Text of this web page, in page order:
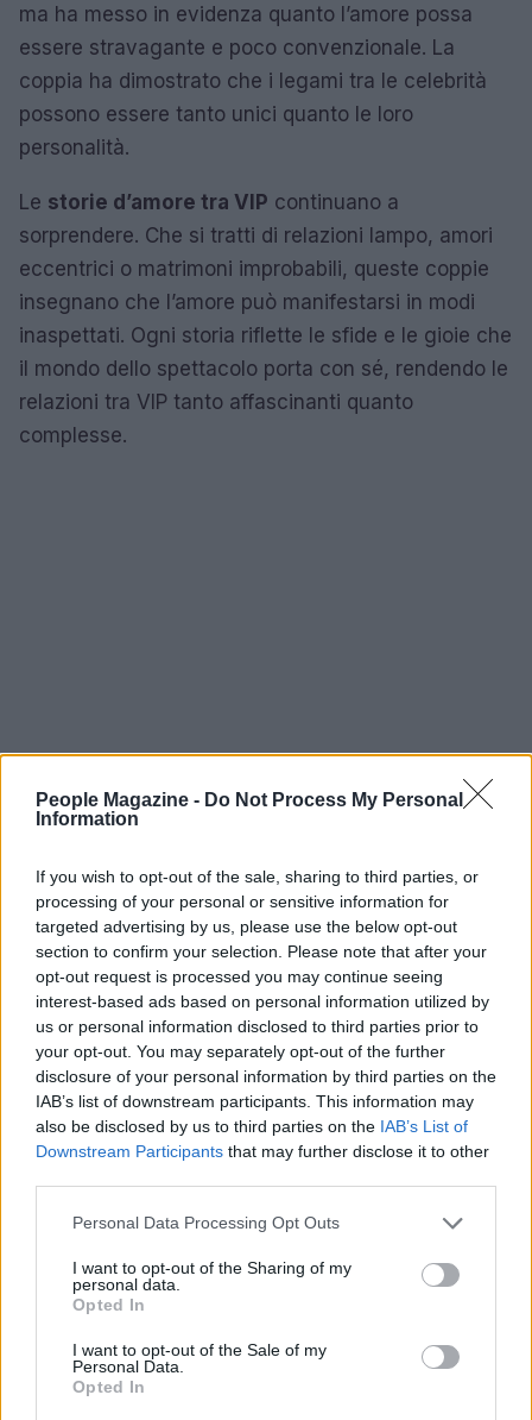
People Magazine - Do Not Process My Personal
Information
If you wish to opt-out of the sale, sharing to third parties, or
processing of your personal or sensitive information for
targeted advertising by us, please use the below opt-out
section to confirm your selection. Please note that after your
opt-out request is processed you may continue seeing
interest-based ads based on personal information utilized by
us or personal information disclosed to third parties prior to
your opt-out. You may separately opt-out of the further
disclosure of your personal information by third parties on the
IAB’s list of downstream participants. This information may
also be disclosed by us to third parties on the IAB’s List of
Downstream Participants that may further disclose it to other
Please note that this website/app uses one or more Google
not limited to your visit or usage behaviour. You may click to
grant or deny consent to Google and its third-party tags to
use your data for below specified purposes in below Google
consent section.
Personal Data Processing Opt Outs
I want to opt-out of the Sharing of my
personal data.
Opted In
I want to opt-out of the Sale of my
Personal Data.
Opted In
ma ha messo in evidenza quanto l’amore possa
essere stravagante e poco convenzionale. La
coppia ha dimostrato che i legami tra le celebrità
possono essere tanto unici quanto le loro
personalità.
Le storie d’amore tra VIP continuano a
sorprendere. Che si tratti di relazioni lampo, amori
eccentrici o matrimoni improbabili, queste coppie
insegnano che l’amore può manifestarsi in modi
inaspettati. Ogni storia riflette le sfide e le gioie che
il mondo dello spettacolo porta con sé, rendendo le
relazioni tra VIP tanto affascinanti quanto
complesse.
AUTORE
AiAdhubMedia